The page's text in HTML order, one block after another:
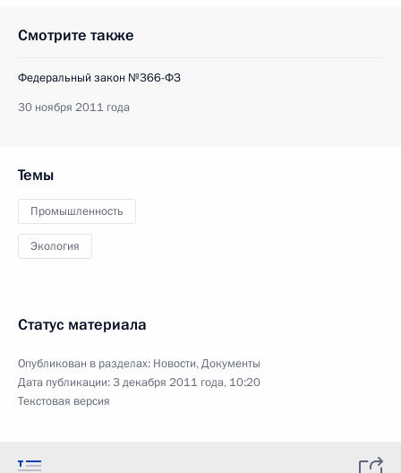
Смотрите также
Федеральный закон №366-ФЗ
30 ноября 2011 года
Темы
Промышленность
Экология
Статус материала
Опубликован в разделах: Новости,Документы
Дата публикации:3 декабря 2011 года, 10:20
Текстовая версия